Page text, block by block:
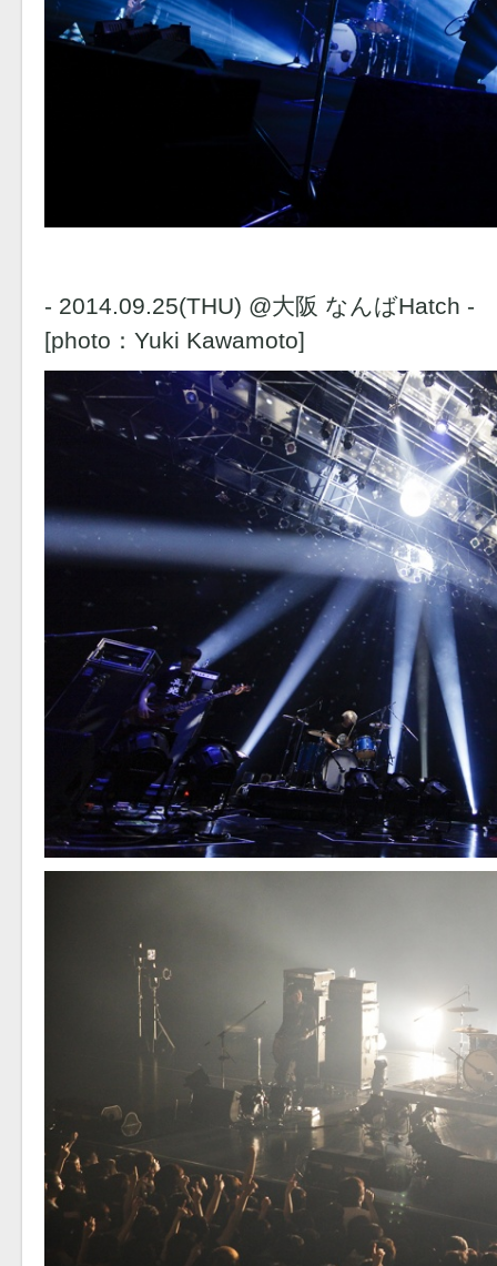
- 2014.09.25(THU) @大阪 なんばHatch -
[photo：Yuki Kawamoto]